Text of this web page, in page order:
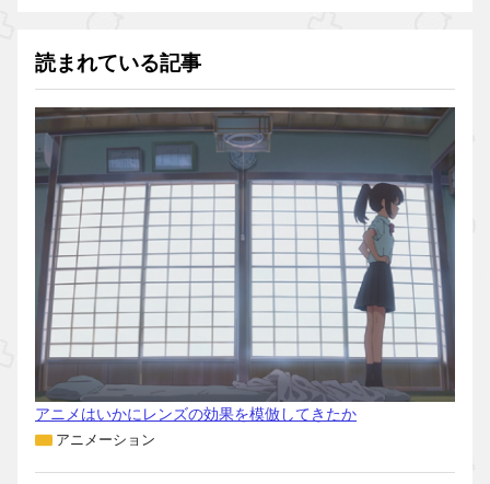
読まれている記事
アニメはいかにレンズの効果を模倣してきたか
アニメーション